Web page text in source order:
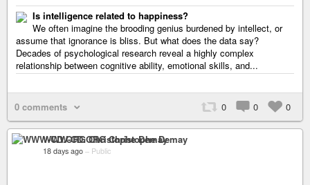
Is intelligence related to happiness?
We often imagine the brooding genius burdened by intellect, or
assume that ignorance is bliss. But what does the data say?
Decades of psychological research reveal a highly complex
relationship between cognitive ability, emotional skills, and...
0 comments 0 0 0
WWW-CD.ORG Christophe Demay
18 days ago – Public